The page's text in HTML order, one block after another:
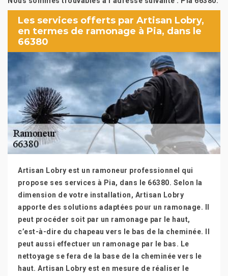
Les services offerts par Artisan Lobry,
en termes de ramonage à Pia, dans le
66380
Artisan Lobry est un ramoneur professionnel qui
propose ses services à Pia, dans le 66380. Selon la
dimension de votre installation, Artisan Lobry
apporte des solutions adaptées pour un ramonage. Il
peut procéder soit par un ramonage par le haut,
c’est-à-dire du chapeau vers le bas de la cheminée. Il
peut aussi effectuer un ramonage par le bas. Le
nettoyage se fera de la base de la cheminée vers le
haut. Artisan Lobry est en mesure de réaliser le